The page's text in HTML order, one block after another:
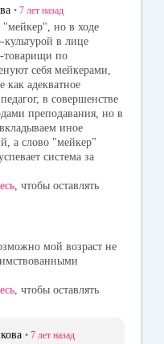
ni
ki
• 7 лет назад
"мейкер", но в ходе
культурой в лице
по
себя мейкерами,
как адекватное
в совершенстве
преподавания, но в
иное
а слово "мейкер"
система за
, чтобы оставлять
мой возраст не
, чтобы оставлять
• 7 лет назад